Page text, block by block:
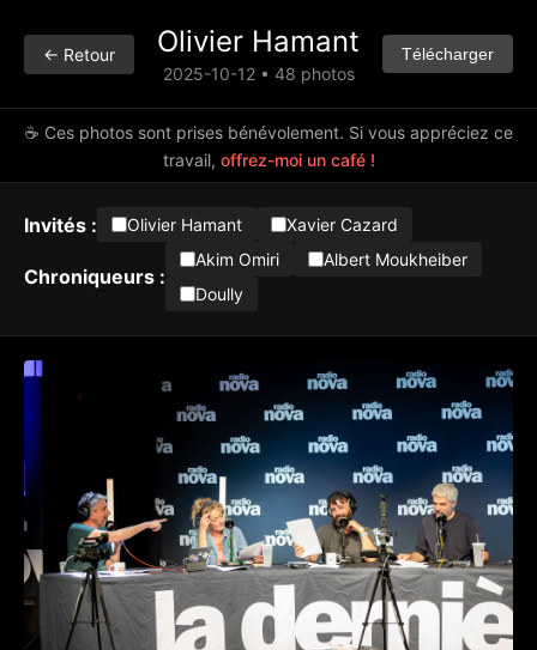
← Retour Olivier Hamant
2025-10-12 • 48 photos
Télécharger
☕ Ces photos sont prises bénévolement. Si vous appréciez ce
travail, offrez-moi un café !
Invités : Olivier Hamant Xavier Cazard
Chroniqueurs :
Akim Omiri
Albert Moukheiber
Doully